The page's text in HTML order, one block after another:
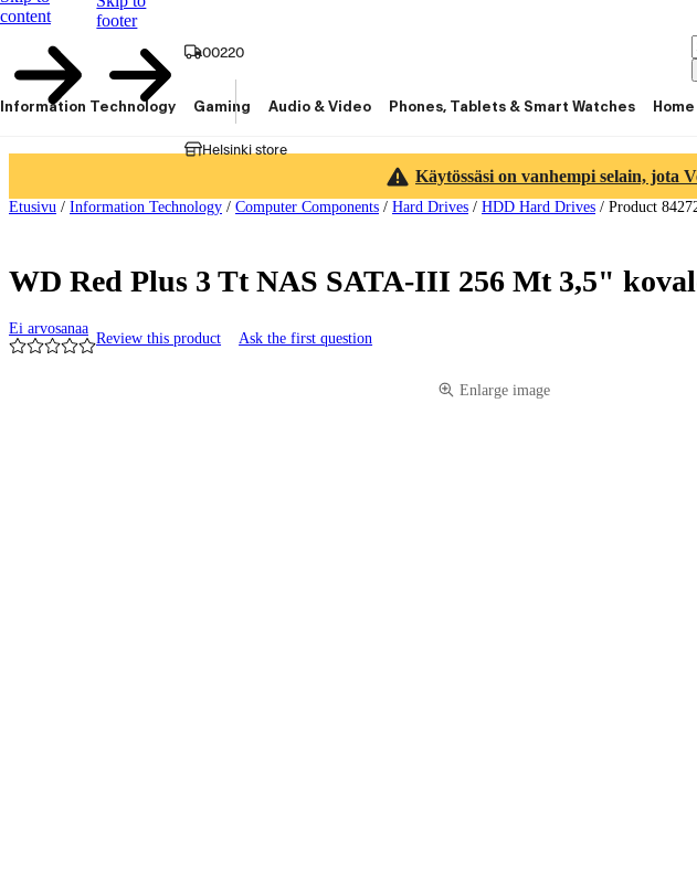
content
footer
00220
Helsinki store
Information Technology Gaming Audio & Video Phones, Tablets & Smart Watches
Käytössäsi on vanhempi selain, jota
Etusivu / Information Technology / Computer Components / Hard Drives / HDD Hard Drives / Product
WD Red Plus 3 Tt NAS SATA-III 256 Mt 3,5"
Ei arvosanaa
Review this product Ask the first question
Enlarge image